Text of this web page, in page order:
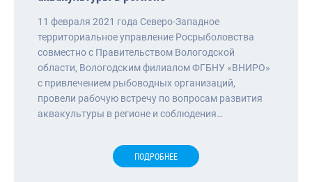
11 февраля 2021 года Северо-Западное
территориальное управление Росрыболовства
совместно с Правительством Вологодской
области, Вологодским филиалом ФГБНУ «ВНИРО»
с привлечением рыбоводных организаций,
провели рабочую встречу по вопросам развития
аквакультуры в регионе и соблюдения…
ПОДРОБНЕЕ